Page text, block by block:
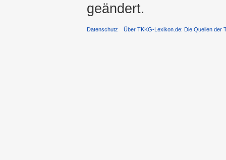
geändert.
Datenschutz Über TKKG-Lexikon.de: Die Quellen der